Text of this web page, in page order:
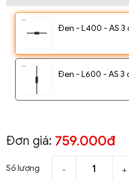
Đen - L400 - AS 3
Đen - L600 - AS 3
Đơn giá: 759.000đ
Số lượng - +